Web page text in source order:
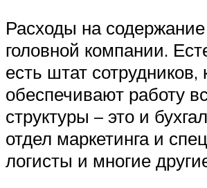
Расходы на
головной компании.
есть штат сотрудников,
обеспечивают работу
структуры – это и
отдел маркетинга и
логисты и многие